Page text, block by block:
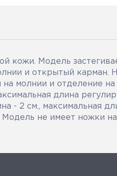
кожи. Модель
и открытый карман.
молнии и отделение
длина
- 2 см., максимальная
Модель не имеет ножки